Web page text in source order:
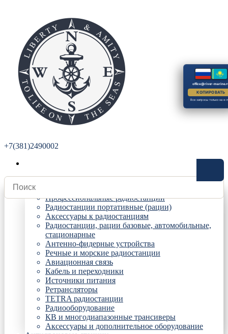
+7(381)2490002
Радиостанции
Профессиональные радиостанции
Радиостанции портативные (рации)
Аксессуары к радиостанциям
Радиостанции, рации базовые, автомобильные,
стационарные
Антенно-фидерные устройства
Речные и морские радиостанции
Авиационная связь
Кабель и переходники
Источники питания
Ретрансляторы
TETRA радиостанции
Радиооборудование
КВ и многодиапазонные трансиверы
Аксессуары и дополнительное оборудование
office@river-
КОПИРОВАТЬ
Все запросы только на e-